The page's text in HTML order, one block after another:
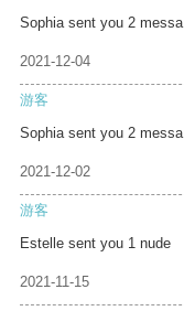
Sophia sent you 2 messa
2021-12-04
游客
Sophia sent you 2 messa
2021-12-02
游客
Estelle sent you 1 nude
2021-11-15